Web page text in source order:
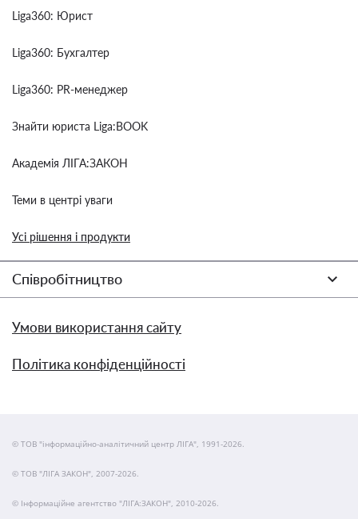
Liga360: Юрист
Liga360: Бухгалтер
Liga360: PR-менеджер
Знайти юриста Liga:BOOK
Академія ЛІГА:ЗАКОН
Теми в центрі уваги
Усі рішення і продукти
Співробітництво
Умови використання сайту
Політика конфіденційності
© ТОВ "інформаційно-аналітичний центр ЛІГА", 1991-2026.
© ТОВ "ЛІГА ЗАКОН", 2007-2026.
© Інформаційне агентство "ЛІГА:ЗАКОН", 2010-2026.